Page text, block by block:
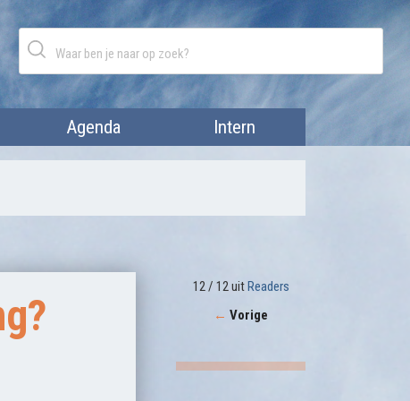
Agenda Intern
12 / 12 uitReaders
← Vorige